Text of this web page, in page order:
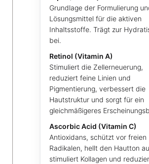
Grundlage der Formulierung
Lösungsmittel für die aktiven
Inhaltsstoffe. Trägt zur
bei.
Retinol (Vitamin A)
Stimuliert die Zellerneuerung,
reduziert feine Linien und
Pigmentierung, verbessert die
Hautstruktur und sorgt für ein
gleichmäßigeres
Ascorbic Acid (Vitamin C)
Antioxidans, schützt vor freien
Radikalen, hellt den Hautton
stimuliert Kollagen und